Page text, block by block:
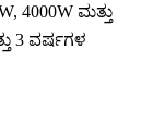
4000W ಮತ್ತು
3 ವರ್ಷಗಳ